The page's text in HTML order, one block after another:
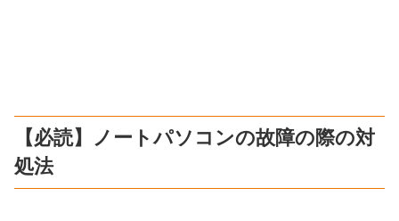
【必読】ノートパソコンの故障の際の対
処法